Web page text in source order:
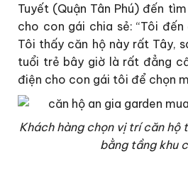
Tuyết (Quận Tân Phú) đến
cho con gái chia sẻ: “Tôi
Tôi thấy căn hộ này rất Tây,
tuổi trẻ bây giờ là rất đẳng
điện cho con gái tôi để chọn
Khách hàng chọn vị trí căn hộ
bằng tầng khu